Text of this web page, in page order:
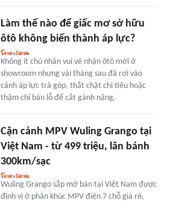
Làm thế nào để giấc mơ sở hữu
ôtô không biến thành áp lực?
Không ít chủ nhân vui vẻ nhận ôtô mới ở
showroom nhưng vài tháng sau đã rơi vào
cảnh áp lực trả góp, thắt chặt chi tiêu hoặc
thậm chí bán lỗ để cắt gánh nặng.
Cận cảnh MPV Wuling Grango tại
Việt Nam - từ 499 triệu, lăn bánh
300km/sạc
Wuling Grango sắp mở bán tại Việt Nam được
định vị ở phân khúc MPV điện 7 chỗ giá rẻ,